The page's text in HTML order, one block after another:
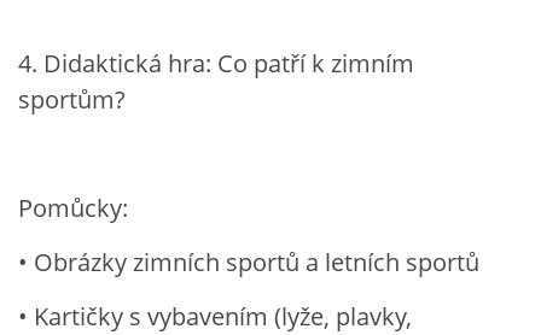
4. Didaktická hra: Co patří k zimním
sportům?
Pomůcky:
• Obrázky zimních sportů a letních sportů
• Kartičky s vybavením (lyže, plavky,